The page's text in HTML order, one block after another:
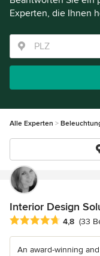
Experten, die Ihnen
Alle Experten
Interior Design
Durchschnittliche
4,8 (33
An award-winning